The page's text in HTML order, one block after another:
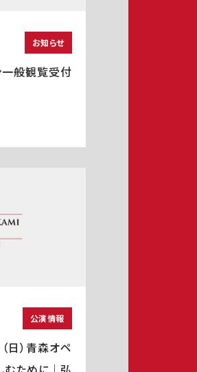
お知らせ
一般観覧受付
公演情報
日）青森オペ